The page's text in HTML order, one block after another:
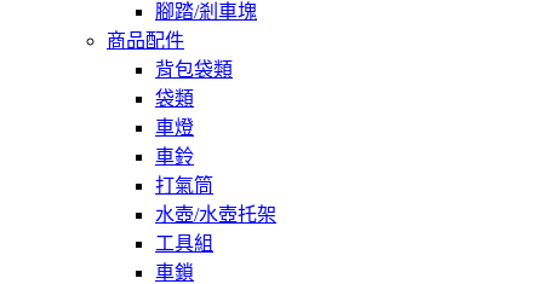
腳踏/剎車塊
商品配件
背包袋類
袋類
車燈
車鈴
打氣筒
水壺/水壺托架
工具組
車鎖